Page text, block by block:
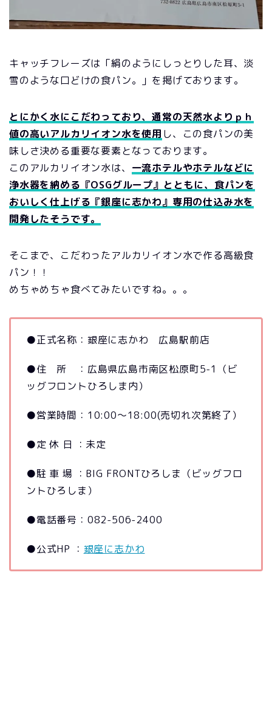
キャッチフレーズは「絹のようにしっとりした耳、淡
雪のような口どけの食パン。」を掲げております。
とにかく水にこだわっており、通常の天然水よりｐｈ
値の高いアルカリイオン水を使用 し、この食パンの美
味しさ決める重要な要素となっております。
このアルカリイオン水は、 一流ホテルやホテルなどに
浄水器を納める『OSGグループ』とともに、食パンを
おいしく仕上げる『銀座に志かわ』専用の仕込み水を
開発したそうです。
そこまで、こだわったアルカリイオン水で作る高級食
パン！！
めちゃめちゃ食べてみたいですね。。。
●正式名称：銀座に志かわ 広島駅前店
●住 所 ：広島県広島市南区松原町5-1（ビ
ッグフロントひろしま内）
●営業時間：10:00～18:00(売切れ次第終了）
●定 休 日 ：未定
●駐 車 場 ：BIG FRONTひろしま（ビッグフロ
ントひろしま）
●電話番号：082-506-2400
●公式HP ： 銀座に志かわ